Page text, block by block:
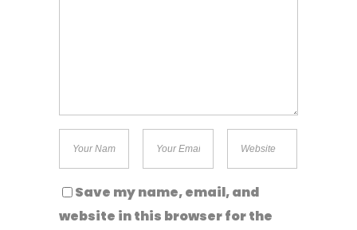
Save my name, email, and
website in this browser for the